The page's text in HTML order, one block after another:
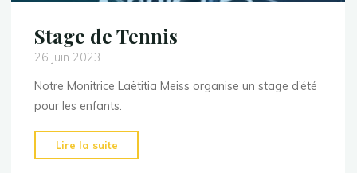
Stage de Tennis
26 juin 2023
Notre Monitrice Laëtitia Meiss organise un stage d’été
pour les enfants.
Lire la suite
de